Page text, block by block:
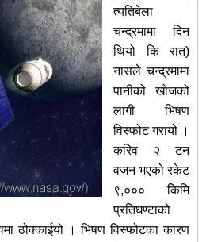
त्यतिबेला
चन्द्रमामा दिन
थियो कि रात)
नासले चन्द्रमामा
पानीको खोजको
लागी भिषण
विस्फोट गरायो ।
करिव २ टन
वजन भएको रकेट
९,००० किमि
प्रतिघण्टाको
ठोक्काईयो । भिषण विस्फोटका कारण